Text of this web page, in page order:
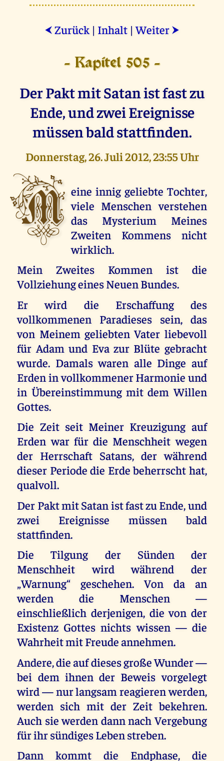
⮜ Zurück | Inhalt |Weiter ⮞
- Kapitel 505 -
Der Pakt mit Satan ist fast zu
Ende, und zwei Ereignisse
müssen bald stattfinden.
Donnerstag, 26. Juli 2012, 23:55 Uhr
M eine innig geliebte Tochter,
viele Menschen verstehen
das Mysterium Meines
Zweiten Kommens nicht
wirklich.
Mein Zweites Kommen ist die
Vollziehung eines Neuen Bundes.
Er wird die Erschaffung des
vollkommenen Paradieses sein, das
von Meinem geliebten Vater liebevoll
für Adam und Eva zur Blüte gebracht
wurde. Damals waren alle Dinge auf
Erden in vollkommener Harmonie und
in Übereinstimmung mit dem Willen
Gottes.
Die Zeit seit Meiner Kreuzigung auf
Erden war für die Menschheit wegen
der Herrschaft Satans, der während
dieser Periode die Erde beherrscht hat,
qualvoll.
Der Pakt mit Satan ist fast zu Ende, und
zwei Ereignisse müssen bald
stattfinden.
Die Tilgung der Sünden der
Menschheit wird während der
„Warnung“ geschehen. Von da an
werden die Menschen —
einschließlich derjenigen, die von der
Existenz Gottes nichts wissen — die
Wahrheit mit Freude annehmen.
Andere, die auf dieses große Wunder —
bei dem ihnen der Beweis vorgelegt
wird — nur langsam reagieren werden,
werden sich mit der Zeit bekehren.
Auch sie werden dann nach Vergebung
für ihr sündiges Leben streben.
Dann kommt die Endphase, die